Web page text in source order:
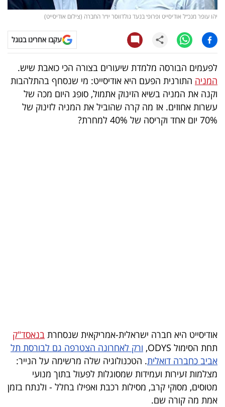
קריפטו
ויראלי
טלוויזיה
עסקי
ספורט
קריירה
5
המילון
הכלכלי
פודקאסט
יהו עופר מנכ״ל אודיסייט ופרופ׳ בנעד גולדווסר יו״ר החברה (צילום אודיסייט)
עקבו אחרינו בגוגל
לפעמים הבורסה מלמדת שיעורים בצורה הכי כואבת שיש.
המניה התורנית הפעם היא אודיסייט: מי שנסחף בהתלהבות
וקנה את המניה בשיא הזינוק אתמול, סופג היום מכה של
עשרות אחוזים. אז מה קרה שהוביל את המניה לזינוק של
70% יום אחד וקריסה של 40% למחרת?
אודיסייט היא חברה ישראלית-אמריקאית שנסחרת בנאסד"ק
תחת הסימול ODYS,
ורק לאחרונה הצטרפה גם לבורסת תל
אביב כחברה דואלית. הטכנולוגיה שלה מרשימה על הנייר:
מצלמות זעירות ועמידות שמסוגלות לפעול בתוך מנועי
מטוסים, מסוקי קרב, מסילות רכבת ואפילו בחלל - ולנתח בזמן
אמת מה קורה שם.